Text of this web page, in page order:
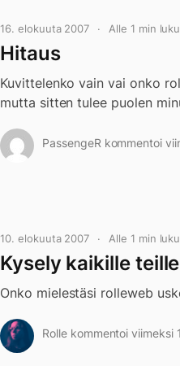
16. elokuuta 2007 Alle 1 min
Hitaus
Kuvittelenko vain vai onko
mutta sitten tulee puolen
PassengeR kommentoi
10. elokuuta 2007 Alle 1 min
Kysely kaikille teille
Onko mielestäsi rolleweb
Rolle kommentoi